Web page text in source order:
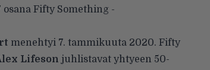
Fifty Something -
menehtyi 7. tammikuuta 2020. Fifty
Lifeson juhlistavat yhtyeen 50-